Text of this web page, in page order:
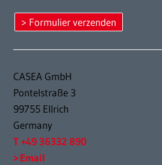
CASEA GmbH
Pontelstraße 3
99755 Ellrich
Germany
T +49 36332 890
Email